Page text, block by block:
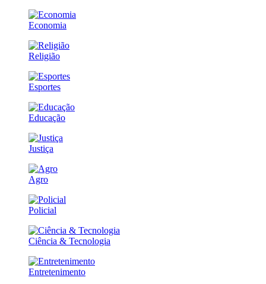
Economia
Religião
Esportes
Educação
Justiça
Agro
Policial
Ciência & Tecnologia
Entretenimento